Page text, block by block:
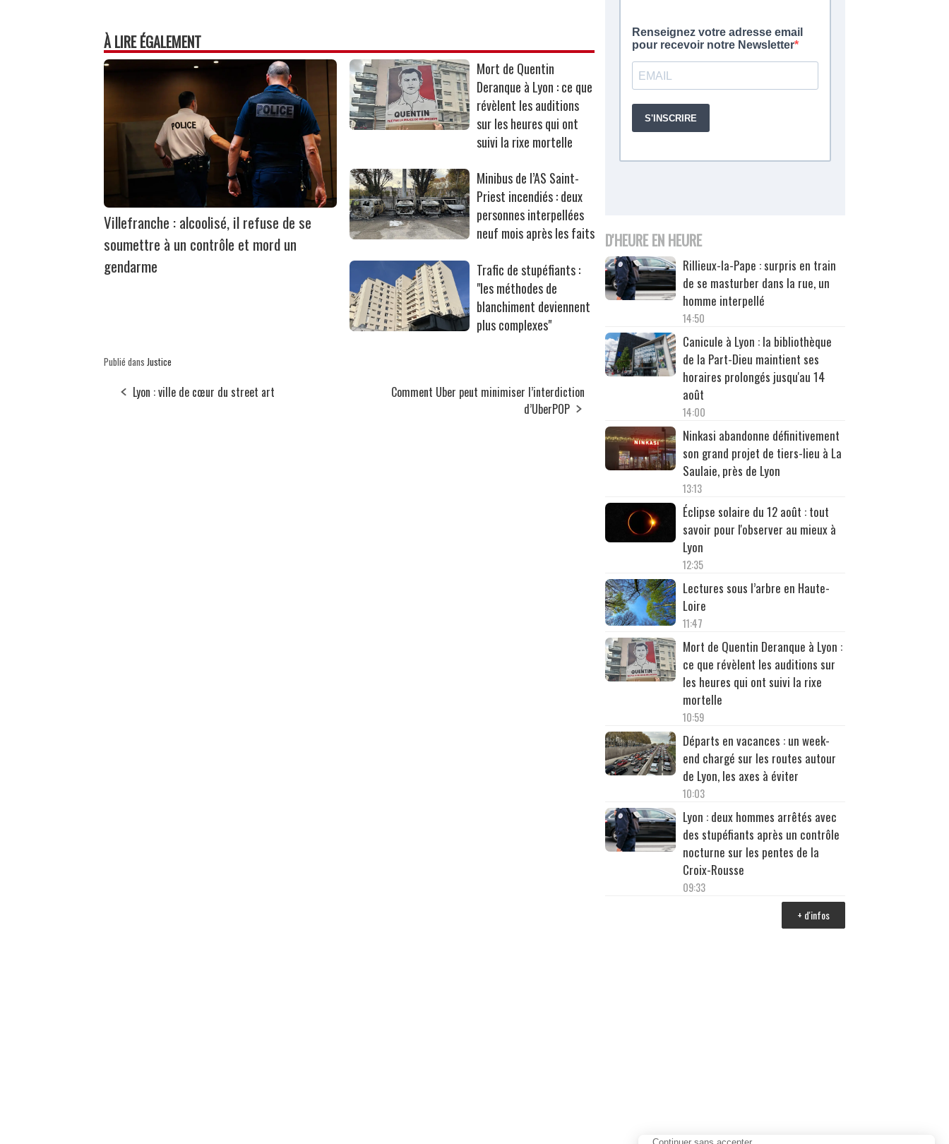
À LIRE ÉGALEMENT
Villefranche : alcoolisé, il refuse de se
soumettre à un contrôle et mord un
gendarme
Mort de Quentin
Deranque à Lyon : ce que
révèlent les auditions
sur les heures qui ont
suivi la rixe mortelle
Minibus de l’AS Saint-
Priest incendiés : deux
personnes interpellées
neuf mois après les faits
Trafic de stupéfiants :
"les méthodes de
blanchiment deviennent
plus complexes"
Publié dans Justice
Lyon : ville de cœur du street art
Comment Uber peut minimiser l’interdiction
d’UberPOP
D'HEURE EN HEURE
Rillieux-la-Pape : surpris en train
de se masturber dans la rue, un
homme interpellé
14:50
Canicule à Lyon : la bibliothèque
de la Part-Dieu maintient ses
horaires prolongés jusqu'au 14
août
14:00
Ninkasi abandonne définitivement
son grand projet de tiers-lieu à La
Saulaie, près de Lyon
13:13
Éclipse solaire du 12 août : tout
savoir pour l'observer au mieux à
Lyon
12:35
Lectures sous l’arbre en Haute-
Loire
11:47
Mort de Quentin Deranque à Lyon :
ce que révèlent les auditions sur
les heures qui ont suivi la rixe
mortelle
10:59
Départs en vacances : un week-
end chargé sur les routes autour
de Lyon, les axes à éviter
10:03
Lyon : deux hommes arrêtés avec
des stupéfiants après un contrôle
nocturne sur les pentes de la
Croix-Rousse
09:33
+ d'infos